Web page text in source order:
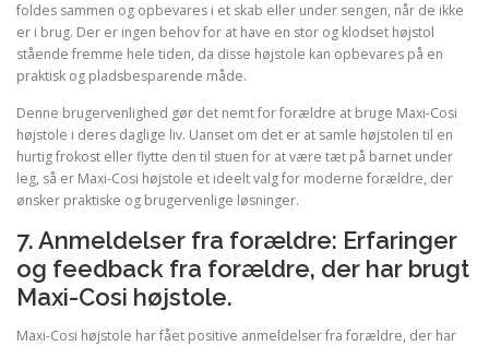
foldes sammen og opbevares i et skab eller under sengen, når de ikke
er i brug. Der er ingen behov for at have en stor og klodset højstol
stående fremme hele tiden, da disse højstole kan opbevares på en
praktisk og pladsbesparende måde.
Denne brugervenlighed gør det nemt for forældre at bruge Maxi-Cosi
højstole i deres daglige liv. Uanset om det er at samle højstolen til en
hurtig frokost eller flytte den til stuen for at være tæt på barnet under
leg, så er Maxi-Cosi højstole et ideelt valg for moderne forældre, der
ønsker praktiske og brugervenlige løsninger.
7. Anmeldelser fra forældre: Erfaringer
og feedback fra forældre, der har brugt
Maxi-Cosi højstole.
Maxi-Cosi højstole har fået positive anmeldelser fra forældre, der har